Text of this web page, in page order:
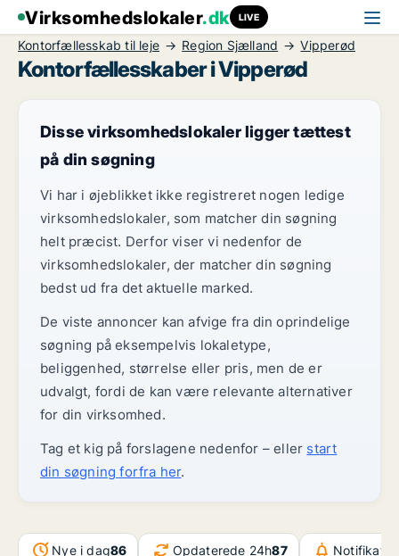
Virksomhedslokaler.dk LIVE
Kontorfællesskab til leje Region Sjælland Vipperød
Kontorfællesskaber i Vipperød
Disse virksomhedslokaler ligger tættest
på din søgning
Vi har i øjeblikket ikke registreret nogen ledige
virksomhedslokaler, som matcher din søgning
helt præcist. Derfor viser vi nedenfor de
virksomhedslokaler, der matcher din søgning
bedst ud fra det aktuelle marked.
De viste annoncer kan afvige fra din oprindelige
søgning på eksempelvis lokaletype,
beliggenhed, størrelse eller pris, men de er
udvalgt, fordi de kan være relevante alternativer
for din virksomhed.
Tag et kig på forslagene nedenfor – eller start
din søgning forfra her.
Nye i dag86 Opdaterede 24h87